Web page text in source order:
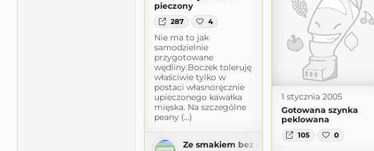
pieczony
287 4
Nie ma to jak
samodzielnie
przygotowane
wędliny.Boczek toleruję
właściwie tylko w
postaci własnoręcznie
upieczonego kawałka
mięska. Na szczególne
peany (...)
Ze smakiem bez glutenu
1 stycznia 2005
Gotowana szynka
peklowana
105 0